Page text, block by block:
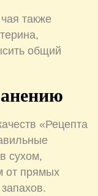
также
общий
«Рецепта
сухом,
от прямых